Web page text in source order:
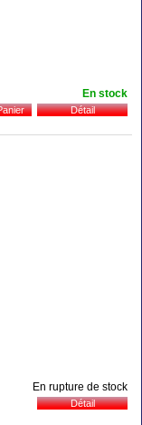
En stock
En rupture de stock